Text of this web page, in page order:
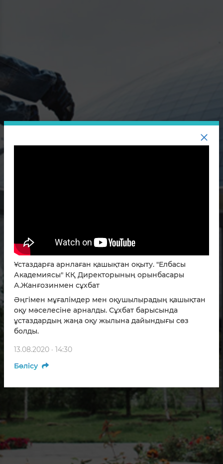
Ұстаздарға арнлаған қашықтан оқыту. "Елбасы
Академиясы" КҚ Директорының орынбасары
А.Жанғозинмен сұхбат
Әңгімен мұғалімдер мен оқушылырадың қашықтан
оқу мәселесіне арналды. Сұхбат барысында
ұстаздардың жаңа оқу жылына дайындығы сөз
болды.
13.08.2020 · 14:30
Бөлісу